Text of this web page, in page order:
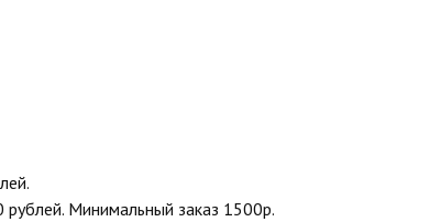
Минимальный заказ 1500р.